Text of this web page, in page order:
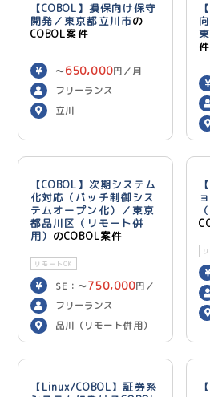
【COBOL】損保向け保守
開発／東京都立川市の
COBOL案件
〜650,000円／月
フリーランス
立川
件
【COBOL】次期システム
化対応（バッチ制御シス
テムオープン化）／東京
都品川区（リモート併
用） のCOBOL案件
リモートOK
SE：〜750,000円／
月 PG：〜700,000
／月
フリーランス
品川（リモート併用）
【Linux/COBOL】証券系